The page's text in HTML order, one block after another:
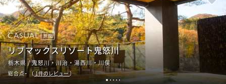
1 2 345
旅館
リブマックスリゾート鬼怒川
栃木県 / 鬼怒川・川治・湯西川・川俣
総合点- （1件のレビュー）